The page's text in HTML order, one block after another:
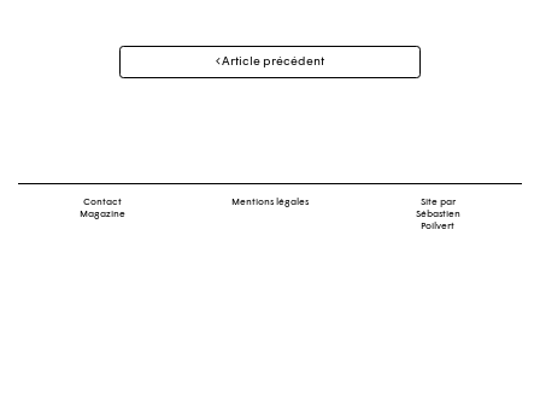
Navigation
Article précédent
Contact
Magazine
Mentions légales
Site par
Sébastien
Poilvert